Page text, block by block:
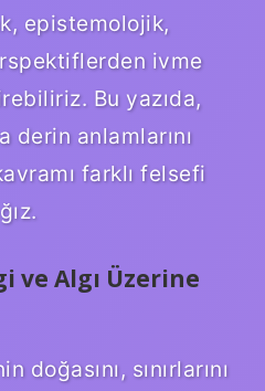
epistemolojik,
ivme
Bu yazıda,
derin anlamlarını
farklı felsefi
ve Algı Üzerine
doğasını, sınırlarını